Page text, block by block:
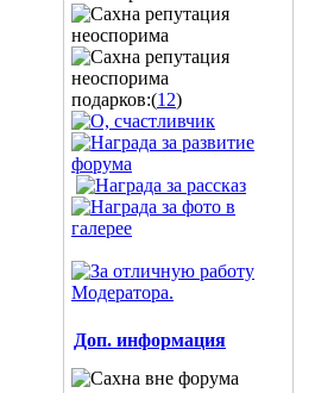
подарков:(12)
Доп. информация